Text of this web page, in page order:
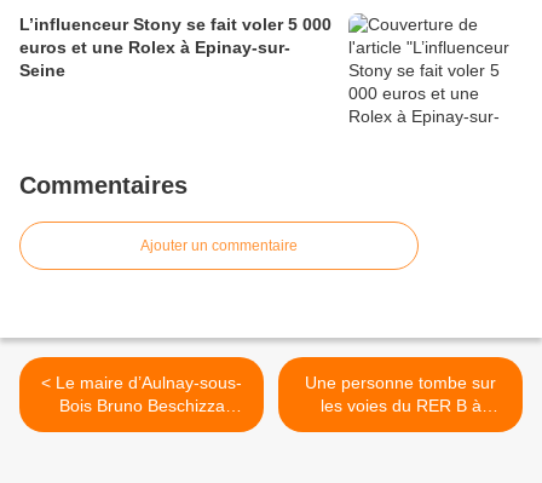
L’influenceur Stony se fait voler 5 000
euros et une Rolex à Epinay-sur-
Seine
Commentaires
Ajouter un commentaire
< Le maire d’Aulnay-sous-
Bois Bruno Beschizza
s’exprime sur la faillite de
Une personne tombe sur
les voies du RER B à
Drancy le 2 septembre